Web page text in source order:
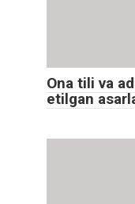
Ona tili va
etilgan